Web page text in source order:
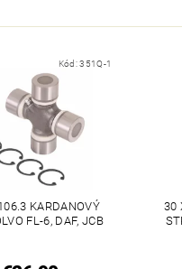
Kód:351Q-1
KARDANOVÝ
FL-6, DAF, JCB
30